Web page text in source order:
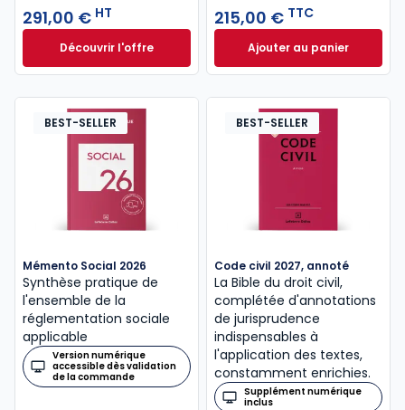
291,00 € HT
Découvrir l'offreGenIA-L Entreprise à partir de 291,00 € HT
215,00 € TTC
Ajouter au panier
Mémento Fiscal
BEST-SELLER
Mémento Social 2026
Synthèse pratique de
l'ensemble de la
réglementation sociale
applicable
Version numérique
accessible dès validation
de la commande
BEST-SELLER
Code civil 2027, annoté
La Bible du droit civil,
complétée d'annotations
de jurisprudence
indispensables à
l'application des textes,
constamment enrichies.
Supplément numérique
inclus